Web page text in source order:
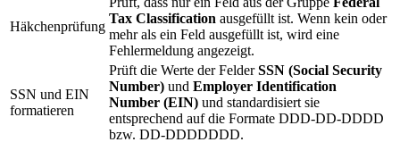
Häkchenprüfung
Tax Classification ausgefüllt ist. Wenn kein oder
mehr als ein Feld ausgefüllt ist, wird eine
Fehlermeldung angezeigt.
SSN und EIN
formatieren
Prüft die Werte der FelderSSN (Social Security
Number) und Employer Identification
Number (EIN) und standardisiert sie
entsprechend auf die Formate DDD-DD-DDDD
bzw. DD-DDDDDDD.